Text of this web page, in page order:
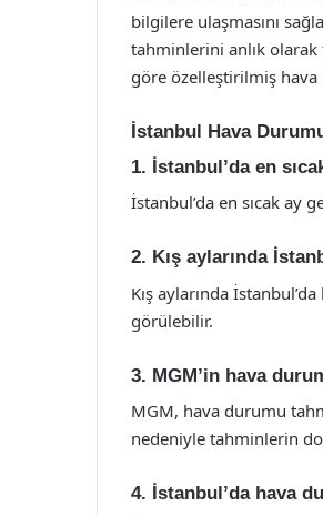
bilgilere ulaşmasını
tahminlerini anlık olarak
göre özelleştirilmiş
İstanbul Hava
1. İstanbul’da en
İstanbul’da en sıcak ay
2. Kış aylarında
Kış aylarında
görülebilir.
3. MGM’in hava
MGM, hava durumu
nedeniyle tahminlerin
4. İstanbul’da hava